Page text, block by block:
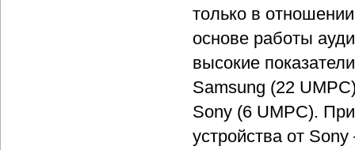
только в
основе работы
высокие
Samsung (22
Sony (6 UMPC).
устройства от